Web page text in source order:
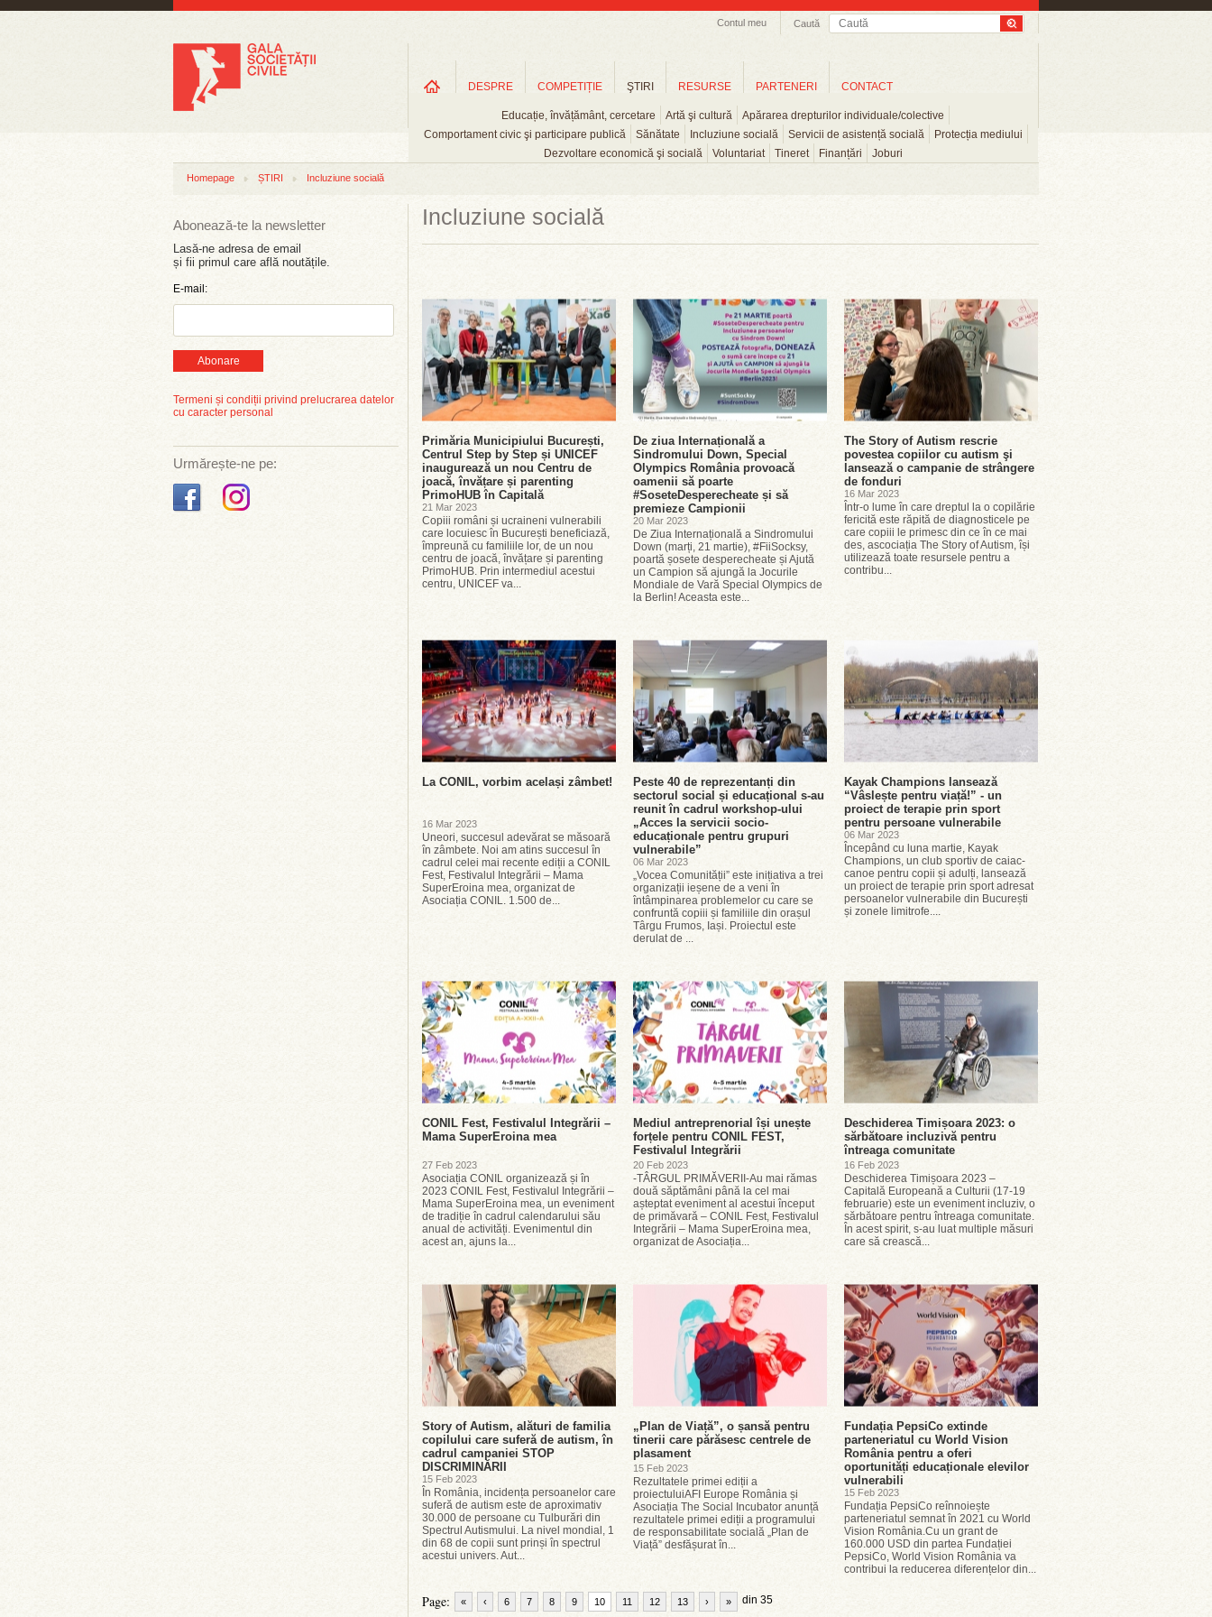
Caută
Contul meu
DESPRE COMPETIȚIE ŞTIRI
Educație, învățământ, cercetare Artă şi cultură
Apărarea drepturilor individuale/colective
Comportament civic şi participare publică
Sănătate Incluziune socială Servicii de asistență socială
Protecția mediului
Dezvoltare economică şi socială
Voluntariat Tineret Finanțări Joburi
RESURSE PARTENERI CONTACT
Homepage ȘTIRI Incluziune socială
Abonează-te la newsletter
Lasă-ne adresa de email
și fii primul care află noutățile.
E-mail:
Abonare
Termeni și condiții privind prelucrarea datelor
cu caracter personal
Urmărește-ne pe:
Incluziune socială
Primăria Municipiului București,
Centrul Step by Step și UNICEF
inaugurează un nou Centru de
joacă, învățare și parenting
PrimoHUB în Capitală
21 Mar 2023
Copiii români și ucraineni vulnerabili
care locuiesc în București beneficiază,
împreună cu familiile lor, de un nou
centru de joacă, învățare și parenting
PrimoHUB. Prin intermediul acestui
centru, UNICEF va...
De ziua Internațională a
Sindromului Down, Special
Olympics România provoacă
oamenii să poarte
#SoseteDesperecheate și să
premieze Campionii
20 Mar 2023
De Ziua Internațională a Sindromului
Down (marți, 21 martie), #FiiSocksy,
poartă șosete desperecheate și Ajută
un Campion să ajungă la Jocurile
Mondiale de Vară Special Olympics de
la Berlin! Aceasta este...
The Story of Autism rescrie
povestea copiilor cu autism şi
lansează o campanie de strângere
de fonduri
16 Mar 2023
Într-o lume în care dreptul la o copilărie
fericită este răpită de diagnosticele pe
care copiii le primesc din ce în ce mai
des, ascociația The Story of Autism, își
utilizează toate resursele pentru a
contribu...
La CONIL, vorbim același zâmbet!
16 Mar 2023
Uneori, succesul adevărat se măsoară
în zâmbete. Noi am atins succesul în
cadrul celei mai recente ediții a CONIL
Fest, Festivalul Integrării – Mama
SuperEroina mea, organizat de
Asociația CONIL. 1.500 de...
Peste 40 de reprezentanți din
sectorul social și educațional s-au
reunit în cadrul workshop-ului
„Acces la servicii socio-
educaționale pentru grupuri
vulnerabile”
06 Mar 2023
„Vocea Comunității” este inițiativa a trei
organizații ieșene de a veni în
întâmpinarea problemelor cu care se
confruntă copiii și familiile din orașul
Târgu Frumos, Iași. Proiectul este
derulat de ...
Kayak Champions lansează
“Vâslește pentru viață!” - un
proiect de terapie prin sport
pentru persoane vulnerabile
06 Mar 2023
Începând cu luna martie, Kayak
Champions, un club sportiv de caiac-
canoe pentru copii și adulți, lansează
un proiect de terapie prin sport adresat
persoanelor vulnerabile din București
și zonele limitrofe....
CONIL Fest, Festivalul Integrării –
Mama SuperEroina mea
27 Feb 2023
Asociația CONIL organizează și în
2023 CONIL Fest, Festivalul Integrării –
Mama SuperEroina mea, un eveniment
de tradiție în cadrul calendarului său
anual de activități. Evenimentul din
acest an, ajuns la...
Mediul antreprenorial își unește
forțele pentru CONIL FEST,
Festivalul Integrării
20 Feb 2023
-TÂRGUL PRIMĂVERII-Au mai rămas
două săptămâni până la cel mai
așteptat eveniment al acestui început
de primăvară – CONIL Fest, Festivalul
Integrării – Mama SuperEroina mea,
organizat de Asociația...
Deschiderea Timișoara 2023: o
sărbătoare incluzivă pentru
întreaga comunitate
16 Feb 2023
Deschiderea Timișoara 2023 –
Capitală Europeană a Culturii (17-19
februarie) este un eveniment incluziv, o
sărbătoare pentru întreaga comunitate.
În acest spirit, s-au luat multiple măsuri
care să crească...
Story of Autism, alături de familia
copilului care suferă de autism, în
cadrul campaniei STOP
DISCRIMINĂRII
15 Feb 2023
În România, incidența persoanelor care
suferă de autism este de aproximativ
30.000 de persoane cu Tulburări din
Spectrul Autismului. La nivel mondial, 1
din 68 de copii sunt prinși în spectrul
acestui univers. Aut...
„Plan de Viață”, o șansă pentru
tinerii care părăsesc centrele de
plasament
15 Feb 2023
Rezultatele primei ediții a
proiectuluiAFI Europe România și
Asociația The Social Incubator anunță
rezultatele primei ediții a programului
de responsabilitate socială „Plan de
Viață” desfășurat în...
Fundația PepsiCo extinde
parteneriatul cu World Vision
România pentru a oferi
oportunități educaționale elevilor
vulnerabili
15 Feb 2023
Fundația PepsiCo reînnoiește
parteneriatul semnat în 2021 cu World
Vision România.Cu un grant de
160.000 USD din partea Fundației
PepsiCo, World Vision România va
contribui la reducerea diferențelor din...
Page: « ‹ 6 7 8 9 10 11 12 13 din 35
› »